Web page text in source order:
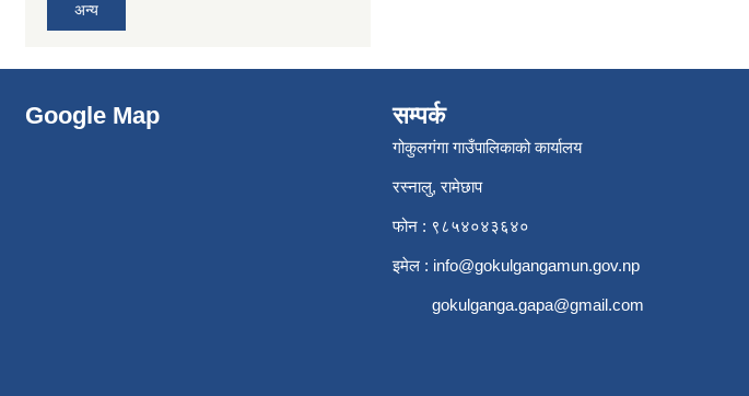
अन्य
Google Map सम्पर्क
गोकुलगंगा गाउँपालिकाको कार्यालय
रस्नालु, रामेछाप
फोन : ९८५४०४३६४०
इमेल : info@gokulgangamun.gov.np
gokulganga.gapa@gmail.com